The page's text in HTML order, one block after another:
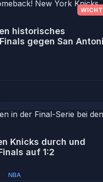
historisches
gegen San
Knicks durch und
auf 1:2
NBA